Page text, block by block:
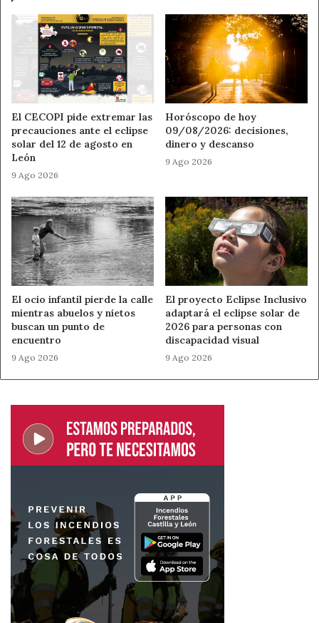
con
estudiantes
El CECOPI pide extremar las
precauciones ante el eclipse
solar del 12 de agosto en
León
9 Ago 2026
Horóscopo de hoy
09/08/2026: decisiones,
dinero y descanso
9 Ago 2026
El ocio infantil pierde la calle
mientras abuelos y nietos
buscan un punto de
encuentro
9 Ago 2026
El proyecto Eclipse Inclusivo
adaptará el eclipse solar de
2026 para personas con
discapacidad visual
9 Ago 2026